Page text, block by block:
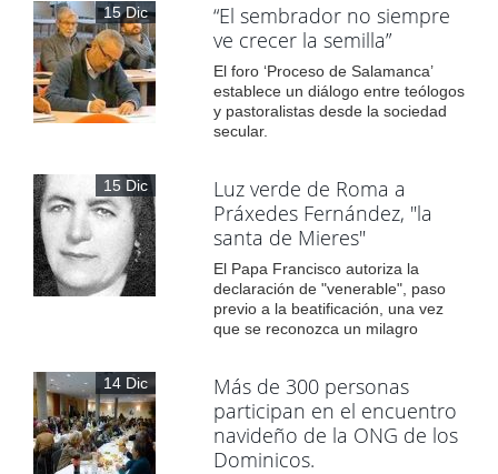
15 Dic
“El sembrador no siempre
ve crecer la semilla”
El foro ‘Proceso de Salamanca’
establece un diálogo entre teólogos
y pastoralistas desde la sociedad
secular.
15 Dic
Luz verde de Roma a
Práxedes Fernández, "la
santa de Mieres"
El Papa Francisco autoriza la
declaración de "venerable", paso
previo a la beatificación, una vez
que se reconozca un milagro
14 Dic
Más de 300 personas
participan en el encuentro
navideño de la ONG de los
Dominicos.